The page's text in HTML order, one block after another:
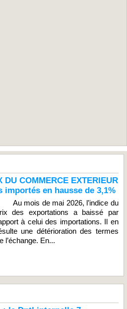
DU COMMERCE EXTERIEUR
en hausse de 3,1%
Au mois de mai 2026, l’indice du
des exportations a baissé par
à celui des importations. Il en
une détérioration des termes
l’échange. En...